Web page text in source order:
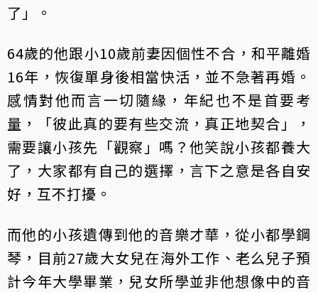
了」。
64歲的他跟小10歲前妻因個性不合，和平離婚
16年，恢復單身後相當快活，並不急著再婚。
感情對他而言一切隨緣，年紀也不是首要考
量，「彼此真的要有些交流，真正地契合」，
需要讓小孩先「觀察」嗎？他笑說小孩都養大
了，大家都有自己的選擇，言下之意是各自安
好，互不打擾。
而他的小孩遺傳到他的音樂才華，從小都學鋼
琴，目前27歲大女兒在海外工作、老么兒子預
計今年大學畢業，兒女所學並非他想像中的音